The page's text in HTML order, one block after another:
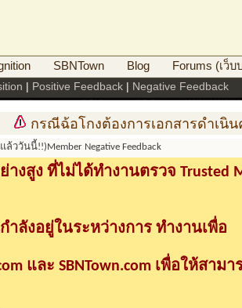
SBNTown Blog Forums (เว็บ
| Positive Feedback | Negative Feedback
ณีฉ้อโกงต้องการเอกสารดำเนินคดีทาง
ล้ววันนี้!!)Member Negative Feedback
สูง ที่ไม่ได้ทำงานตรวจ Trusted
ลังอยู่ในระหว่างการ ทำงานเพื่อ
และ SBNTown.com เพื่อให้สาม